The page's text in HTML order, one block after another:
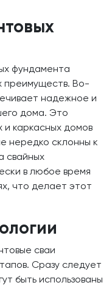
фундамента
преимуществ. Во-
надежное и
дома. Это
и каркасных домов
нередко склонны к
свайных
в любое время
что делает этот
сваи
Сразу следует
быть использованы